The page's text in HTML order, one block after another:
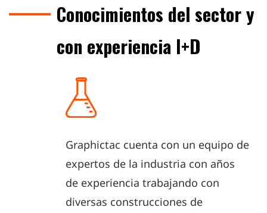
Conocimientos del sector y
con experiencia I+D
Graphictac cuenta con un equipo de
expertos de la industria con años
de experiencia trabajando con
diversas construcciones de